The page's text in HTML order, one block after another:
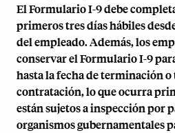
El Formulario I-9 debe
primeros tres días hábiles
del empleado. Además, los
conservar el Formulario I-9
hasta la fecha de terminación o
contratación, lo que ocurra
están sujetos a inspección por
organismos gubernamentales